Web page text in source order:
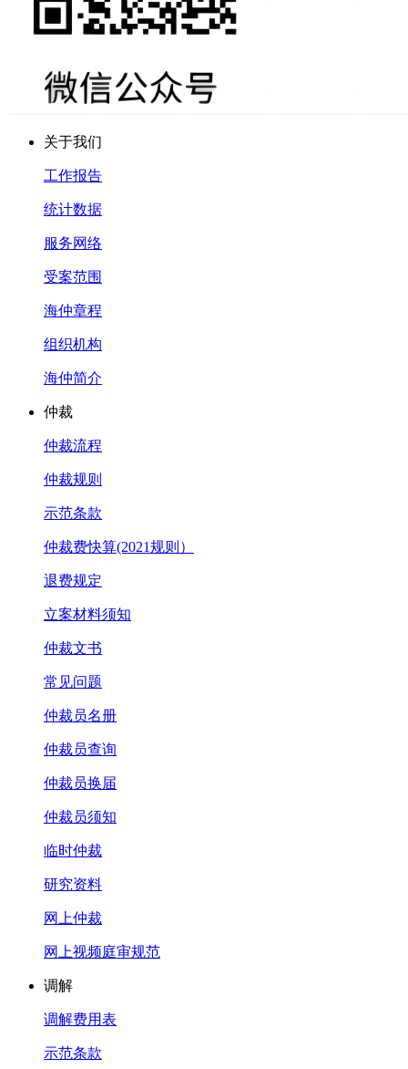
关于我们
工作报告
统计数据
服务网络
受案范围
海仲章程
组织机构
海仲简介
仲裁
仲裁流程
仲裁规则
示范条款
仲裁费快算(2021规则）
退费规定
立案材料须知
仲裁文书
常见问题
仲裁员名册
仲裁员查询
仲裁员换届
仲裁员须知
临时仲裁
研究资料
网上仲裁
网上视频庭审规范
调解
调解费用表
示范条款